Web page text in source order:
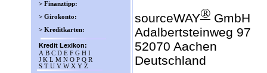
> Finanztipp:
> Girokonto:
> Kreditkarten:
Kredit Lexikon:
A B C D E F G H I
J K L M N O P Q R
S T U V WX Y Z
sourceWAY® GmbH
Adalbertsteinweg 97
52070 Aachen
Deutschland